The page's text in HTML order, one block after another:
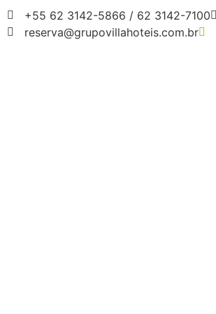
+55 62 3142-5866 / 62 3142-7100
reserva@grupovillahoteis.com.br